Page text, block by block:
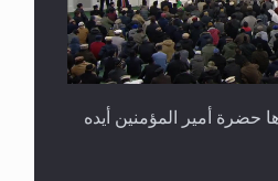
حضرة أمير المؤمنين أيده